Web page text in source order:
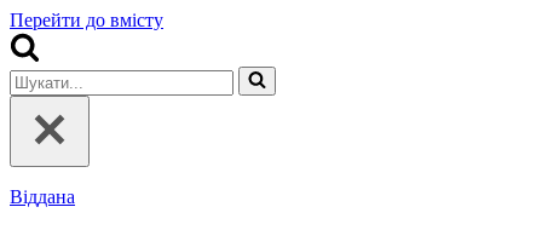
Перейти до вмісту
Шукати...
Віддана